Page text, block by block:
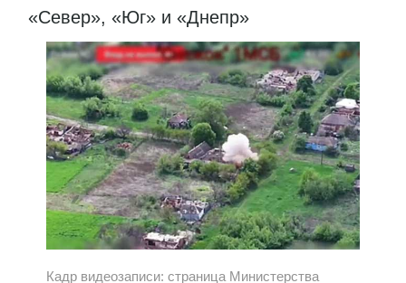
«Север», «Юг» и «Днепр»
Кадр видеозаписи: страница Министерства